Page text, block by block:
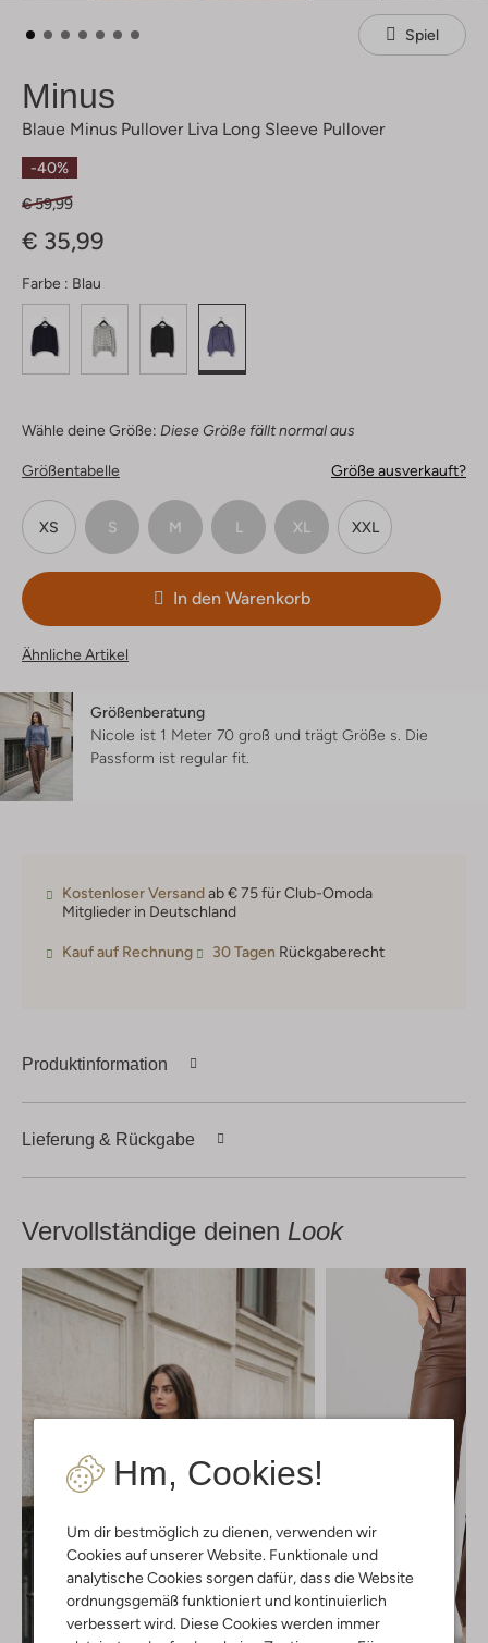
Hm, Cookies!
Um dir bestmöglich zu dienen, verwenden wir
Cookies auf unserer Website. Funktionale und
analytische Cookies sorgen dafür, dass die Website
ordnungsgemäß funktioniert und kontinuierlich
verbessert wird. Diese Cookies werden immer
Spiel
Minus
Blaue Minus Pullover Liva Long Sleeve Pullover
-40%
€ 59,99
€ 35,99
Farbe : Blau
Wähle deine Größe: Diese Größe fällt normal aus
Größentabelle Größe ausverkauft?
XS S M L XL XXL
In den Warenkorb
Ähnliche Artikel
Größenberatung
Nicole ist 1 Meter 70 groß und trägt Größe s. Die
Passform ist regular fit
Kostenloser Versandab € 75 für Club-Omoda
Mitglieder in Deutschland
Kauf auf Rechnung 30 Tagen Rückgaberecht
Produktinformation
Lieferung & Rückgabe
Vervollständige deinen Look